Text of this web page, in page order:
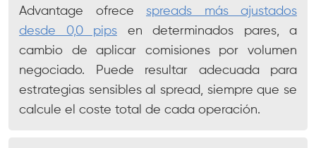
Advantage ofrece spreads más ajustados
desde 0,0 pips en determinados pares, a
cambio de aplicar comisiones por volumen
negociado. Puede resultar adecuada para
estrategias sensibles al spread, siempre que se
calcule el coste total de cada operación.